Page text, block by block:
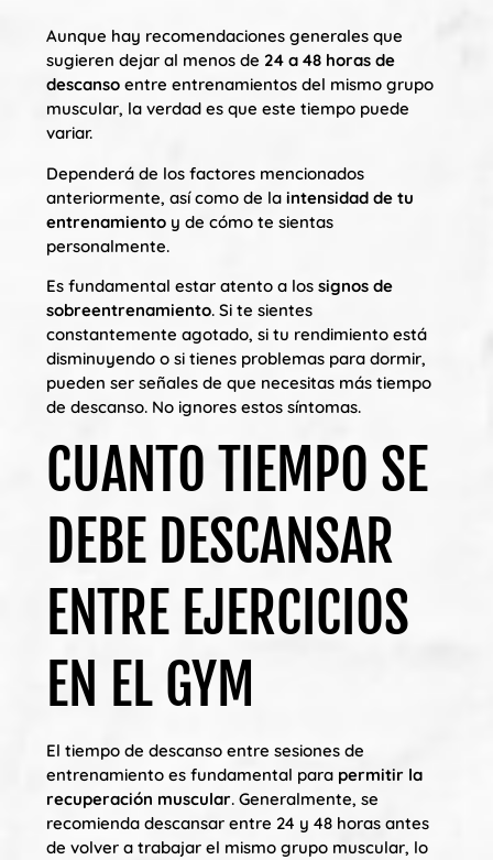
Aunque hay recomendaciones generales que
sugieren dejar al menos de 24 a 48 horas de
descanso entre entrenamientos del mismo grupo
muscular, la verdad es que este tiempo puede
variar.
Dependerá de los factores mencionados
anteriormente, así como de la intensidad de tu
entrenamiento y de cómo te sientas
personalmente.
Es fundamental estar atento a los signos de
sobreentrenamiento. Si te sientes
constantemente agotado, si tu rendimiento está
disminuyendo o si tienes problemas para dormir,
pueden ser señales de que necesitas más tiempo
de descanso. No ignores estos síntomas.
CUANTO TIEMPO SE
DEBE DESCANSAR
ENTRE EJERCICIOS
EN EL GYM
El tiempo de descanso entre sesiones de
entrenamiento es fundamental para permitir la
recuperación muscular. Generalmente, se
recomienda descansar entre 24 y 48 horas antes
de volver a trabajar el mismo grupo muscular, lo